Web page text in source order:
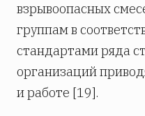
взрывоопасных
группам в
стандартами ряда
организаций
и работе [19].